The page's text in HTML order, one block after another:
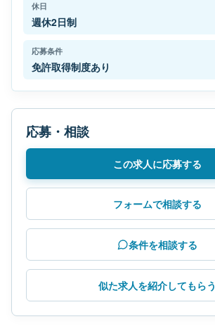
休日
週休2日制
応募条件
免許取得制度あり
応募・相談
この求人に応募する
フォームで相談する
条件を相談する
似た求人を紹介してもらう